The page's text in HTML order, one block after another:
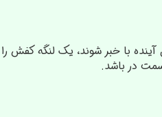
با خبر شوند، یک لنگه کفش
در باشد.